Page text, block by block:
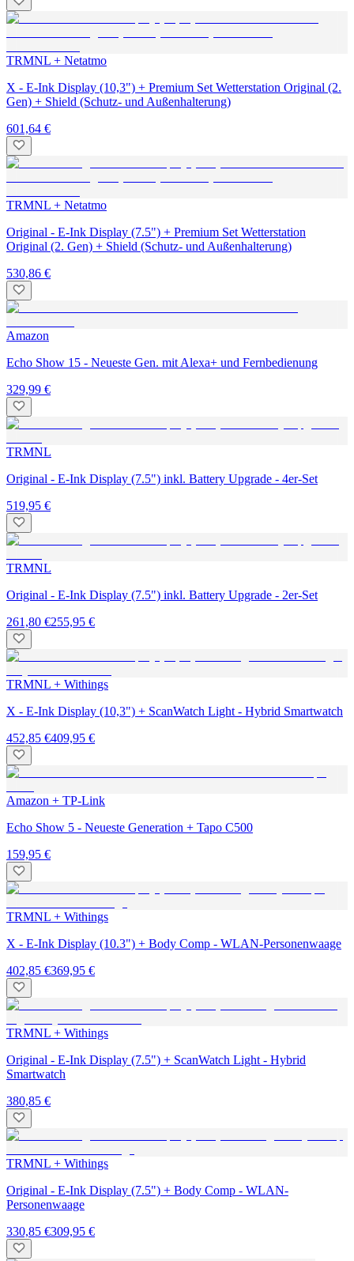
TRMNL + Netatmo
X - E-Ink Display (10,3") + Premium Set Wetterstation Original (2.
Gen) + Shield (Schutz- und Außenhalterung)
601,64 €
TRMNL + Netatmo
Original - E-Ink Display (7.5") + Premium Set Wetterstation
Original (2. Gen) + Shield (Schutz- und Außenhalterung)
530,86 €
Amazon
Echo Show 15 - Neueste Gen. mit Alexa+ und Fernbedienung
329,99 €
TRMNL
Original - E-Ink Display (7.5") inkl. Battery Upgrade - 4er-Set
519,95 €
TRMNL
Original - E-Ink Display (7.5") inkl. Battery Upgrade - 2er-Set
261,80 €255,95 €
TRMNL + Withings
X - E-Ink Display (10,3") + ScanWatch Light - Hybrid Smartwatch
452,85 €409,95 €
Amazon + TP-Link
Echo Show 5 - Neueste Generation + Tapo C500
159,95 €
TRMNL + Withings
X - E-Ink Display (10.3") + Body Comp - WLAN-Personenwaage
402,85 €369,95 €
TRMNL + Withings
Original - E-Ink Display (7.5") + ScanWatch Light - Hybrid
Smartwatch
380,85 €
TRMNL + Withings
Original - E-Ink Display (7.5") + Body Comp - WLAN-
Personenwaage
330,85 €309,95 €